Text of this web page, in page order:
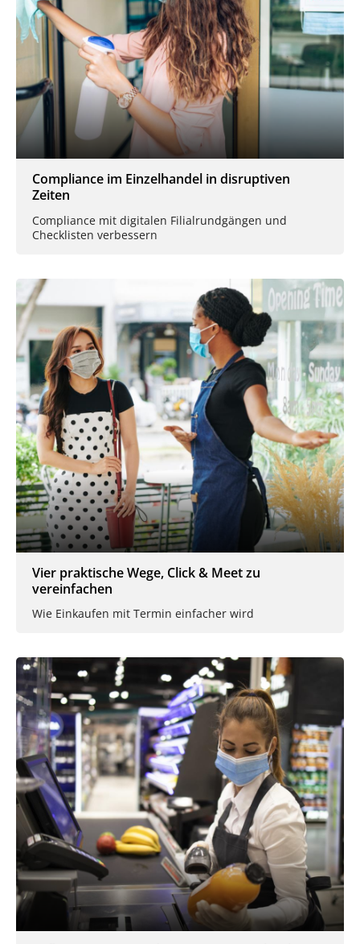
Compliance im Einzelhandel in disruptiven
Zeiten
Compliance mit digitalen Filialrundgängen und
Checklisten verbessern
Vier praktische Wege, Click & Meet zu
vereinfachen
Wie Einkaufen mit Termin einfacher wird